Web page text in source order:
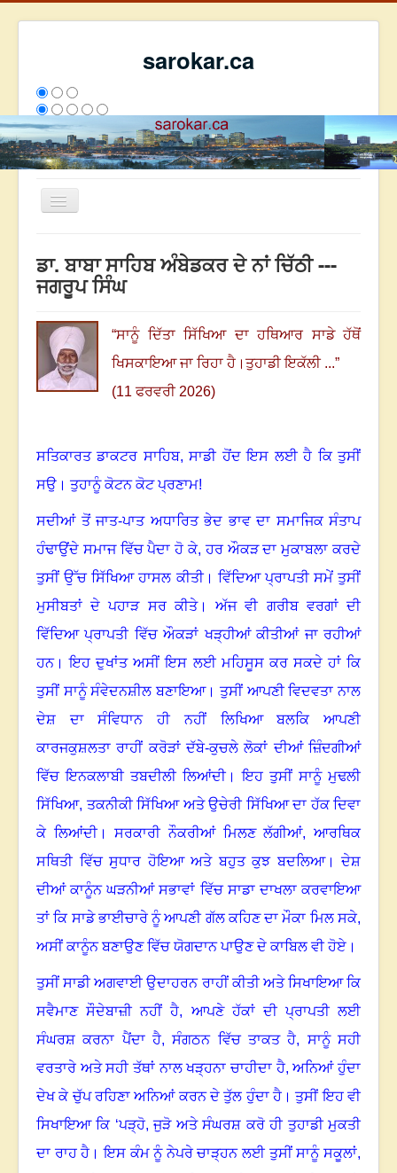
sarokar.ca
Toggle
ਰਚਨਾਵਾਂ
ਸੰਪਰਕ
We have 93 guests and no members online
2808602
ਇਸ ਹਫਤੇ36036
ਡਾ. ਬਾਬਾ ਸਾਹਿਬ ਅੰਬੇਡਕਰ ਦੇ ਨਾਂ ਚਿੱਠੀ ---
ਜਗਰੂਪ ਸਿੰਘ
“ਸਾਨੂੰ ਦਿੱਤਾ ਸਿੱਖਿਆ ਦਾ ਹਥਿਆਰ ਸਾਡੇ ਹੱਥੋਂ
ਖਿਸਕਾਇਆ ਜਾ ਰਿਹਾ ਹੈ । ਤੁਹਾਡੀ ਇਕੱਲੀ ...”
(11 ਫਰਵਰੀ 2026)
ਸਤਿਕਾਰਤ ਡਾਕਟਰ ਸਾਹਿਬ,ਸਾਡੀ ਹੋਂਦ ਇਸ ਲਈ ਹੈ ਕਿ ਤੁਸੀਂ
ਸਉ । ਤੁਹਾਨੂੰ ਕੋਟਨ ਕੋਟ ਪ੍ਰਣਾਮ!
ਸਦੀਆਂ ਤੋਂ ਜਾਤ-ਪਾਤ ਅਧਾਰਿਤ ਭੇਦ ਭਾਵ ਦਾ ਸਮਾਜਿਕ ਸੰਤਾਪ
ਹੰਢਾਉਂਦੇ ਸਮਾਜ ਵਿੱਚ ਪੈਦਾ ਹੋ ਕੇ,ਹਰ ਔਕੜ ਦਾ ਮੁਕਾਬਲਾ ਕਰਦੇ
ਤੁਸੀਂ ਉੱਚ ਸਿੱਖਿਆ ਹਾਸਲ ਕੀਤੀ। ਵਿੱਦਿਆ ਪ੍ਰਾਪਤੀ ਸਮੇਂ ਤੁਸੀਂ
ਮੁਸੀਬਤਾਂ ਦੇ ਪਹਾੜ ਸਰ ਕੀਤੇ।
ਅੱਜ ਵੀ ਗਰੀਬ ਵਰਗਾਂ ਦੀ
ਵਿੱਦਿਆ ਪ੍ਰਾਪਤੀ ਵਿੱਚ ਔਕੜਾਂ ਖੜ੍ਹੀਆਂ ਕੀਤੀਆਂ ਜਾ ਰਹੀਆਂ
ਹਨ। ਇਹ ਦੁਖਾਂਤ ਅਸੀਂ ਇਸ ਲਈ ਮਹਿਸੂਸ ਕਰ ਸਕਦੇ ਹਾਂ ਕਿ
ਤੁਸੀਂ ਸਾਨੂੰ ਸੰਵੇਦਨਸ਼ੀਲ ਬਣਾਇਆ। ਤੁਸੀਂ ਆਪਣੀ ਵਿਦਵਤਾ ਨਾਲ
ਦੇਸ਼ ਦਾ ਸੰਵਿਧਾਨ ਹੀ ਨਹੀਂ ਲਿਖਿਆ ਬਲਕਿ ਆਪਣੀ
ਕਾਰਜਕੁਸ਼ਲਤਾ ਰਾਹੀਂ ਕਰੋੜਾਂ ਦੱਬੇ-ਕੁਚਲੇ ਲੋਕਾਂ ਦੀਆਂ ਜ਼ਿੰਦਗੀਆਂ
ਵਿੱਚ ਇਨਕਲਾਬੀ ਤਬਦੀਲੀ ਲਿਆਂਦੀ।
ਇਹ ਤੁਸੀਂ ਸਾਨੂੰ ਮੁਢਲੀ
ਸਿੱਖਿਆ, ਤਕਨੀਕੀ ਸਿੱਖਿਆ ਅਤੇ ਉਚੇਰੀ ਸਿੱਖਿਆ ਦਾ ਹੱਕ ਦਿਵਾ
ਕੇ ਲਿਆਂਦੀ। ਸਰਕਾਰੀ ਨੌਕਰੀਆਂ ਮਿਲਣ ਲੱਗੀਆਂ,ਆਰਥਿਕ
ਸਥਿਤੀ ਵਿੱਚ ਸੁਧਾਰ ਹੋਇਆ ਅਤੇ ਬਹੁਤ ਕੁਝ ਬਦਲਿਆ।
ਦੇਸ਼
ਦੀਆਂ ਕਾਨੂੰਨ ਘੜਨੀਆਂ ਸਭਾਵਾਂ ਵਿੱਚ ਸਾਡਾ ਦਾਖਲਾ ਕਰਵਾਇਆ
ਤਾਂ ਕਿ ਸਾਡੇ ਭਾਈਚਾਰੇ ਨੂੰ ਆਪਣੀ ਗੱਲ ਕਹਿਣ ਦਾ ਮੌਕਾ ਮਿਲ ਸਕੇ,
ਅਸੀਂ ਕਾਨੂੰਨ ਬਣਾਉਣ ਵਿੱਚ ਯੋਗਦਾਨ ਪਾਉਣ ਦੇ ਕਾਬਿਲ ਵੀ ਹੋਏ ।
ਤੁਸੀਂ ਸਾਡੀ ਅਗਵਾਈ ਉਦਾਹਰਨ ਰਾਹੀਂ ਕੀਤੀ ਅਤੇ ਸਿਖਾਇਆ ਕਿ
ਸਵੈਮਾਣ ਸੌਦੇਬਾਜ਼ੀ ਨਹੀਂ ਹੈ, ਆਪਣੇ ਹੱਕਾਂ ਦੀ ਪ੍ਰਾਪਤੀ ਲਈ
ਸੰਘਰਸ਼ ਕਰਨਾ ਪੈਂਦਾ ਹੈ, ਸੰਗਠਨ ਵਿੱਚ ਤਾਕਤ ਹੈ, ਸਾਨੂੰ ਸਹੀ
ਵਰਤਾਰੇ ਅਤੇ ਸਹੀ ਤੱਥਾਂ ਨਾਲ ਖੜ੍ਹਨਾ ਚਾਹੀਦਾ ਹੈ, ਅਨਿਆਂ ਹੁੰਦਾ
ਦੇਖ ਕੇ ਚੁੱਪ ਰਹਿਣਾ ਅਨਿਆਂ ਕਰਨ ਦੇ ਤੁੱਲ ਹੁੰਦਾ ਹੈ । ਤੁਸੀਂ ਇਹ ਵੀ
ਸਿਖਾਇਆ ਕਿ ‘ਪੜ੍ਹੋ,ਜੁੜੋ ਅਤੇ ਸੰਘਰਸ਼ ਕਰੋ ਹੀ ਤੁਹਾਡੀ ਮੁਕਤੀ
ਦਾ ਰਾਹ ਹੈ । ਇਸ ਕੰਮ ਨੂੰ ਨੇਪਰੇ ਚਾੜ੍ਹਨ ਲਈ ਤੁਸੀਂ ਸਾਨੂੰ ਸਕੂਲਾਂ,